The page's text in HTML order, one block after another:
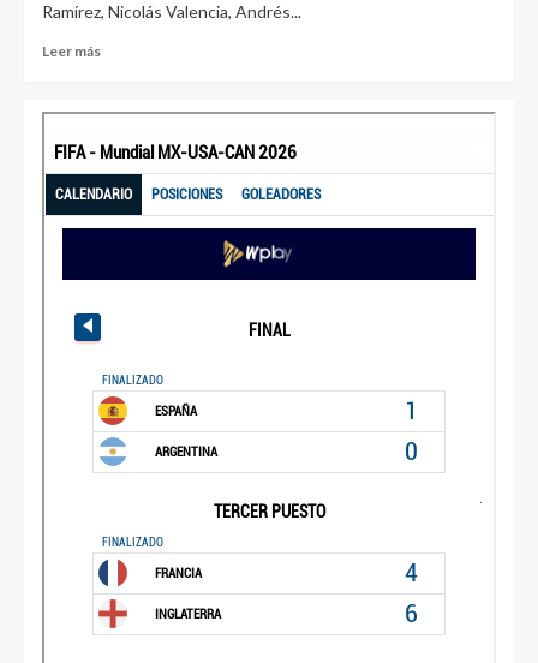
Ramírez, Nicolás Valencia, Andrés...
Leer más